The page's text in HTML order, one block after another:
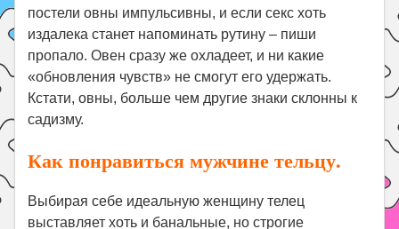
постели овны импульсивны, и если секс хоть
издалека станет напоминать рутину – пиши
пропало. Овен сразу же охладеет, и ни какие
«обновления чувств» не смогут его удержать.
Кстати, овны, больше чем другие знаки склонны к
садизму.
Как понравиться мужчине тельцу.
Выбирая себе идеальную женщину телец
выставляет хоть и банальные, но строгие